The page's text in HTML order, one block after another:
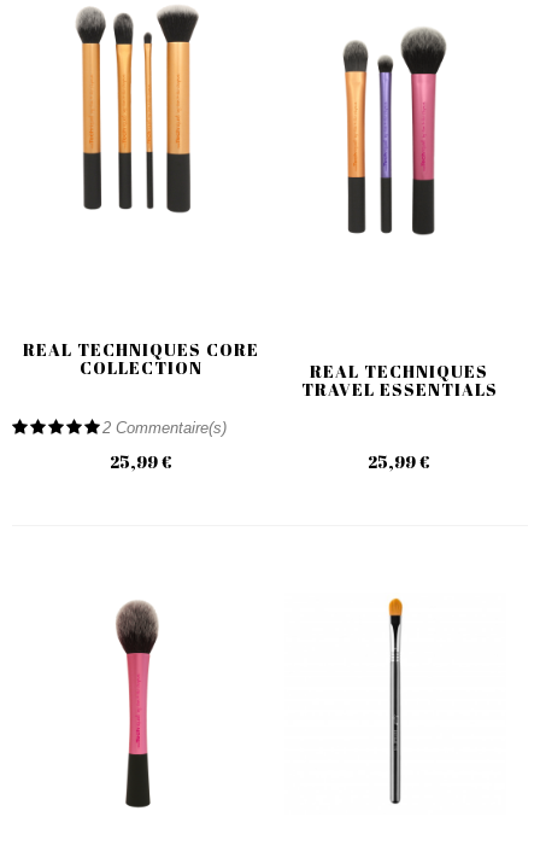
REAL TECHNIQUES CORE
COLLECTION
2 Commentaire(s)
25,99 €
REAL TECHNIQUES
TRAVEL ESSENTIALS
25,99 €